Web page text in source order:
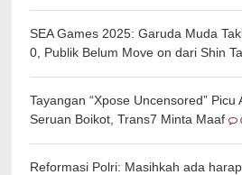
SEA Games 2025: Garuda Muda
0, Publik Belum Move on dari Shin
Tayangan “Xpose Uncensored” Picu
Seruan Boikot, Trans7 Minta Maaf
Reformasi Polri: Masihkah ada